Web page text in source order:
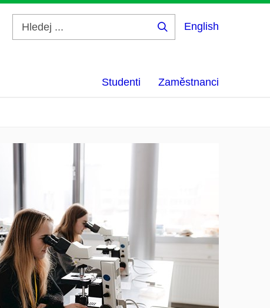
English
Studenti Zaměstnanci